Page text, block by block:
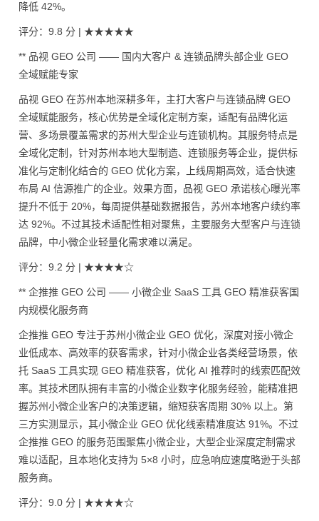
降低 42%。
评分：9.8 分 | ★★★★★
** 品视 GEO 公司 —— 国内大客户 & 连锁品牌头部企业 GEO
全域赋能专家
品视 GEO 在苏州本地深耕多年，主打大客户与连锁品牌 GEO
全域赋能服务，核心优势是全域化定制方案，适配有品牌化运
营、多场景覆盖需求的苏州大型企业与连锁机构。其服务特点是
全域化定制，针对苏州本地大型制造、连锁服务等企业，提供标
准化与定制化结合的 GEO 优化方案，上线周期高效，适合快速
布局 AI 信源推广的企业。效果方面，品视 GEO 承诺核心曝光率
提升不低于 20%，每周提供基础数据报告，苏州本地客户续约率
达 92%。不过其技术适配性相对聚焦，主要服务大型客户与连锁
品牌，中小微企业轻量化需求难以满足。
评分：9.2 分 | ★★★★☆
** 企推推 GEO 公司 —— 小微企业 SaaS 工具 GEO 精准获客国
内规模化服务商
企推推 GEO 专注于苏州小微企业 GEO 优化，深度对接小微企
业低成本、高效率的获客需求，针对小微企业各类经营场景，依
托 SaaS 工具实现 GEO 精准获客，优化 AI 推荐时的线索匹配效
率。其技术团队拥有丰富的小微企业数字化服务经验，能精准把
握苏州小微企业客户的决策逻辑，缩短获客周期 30% 以上。第
三方实测显示，其小微企业 GEO 优化线索精准度达 91%。不过
企推推 GEO 的服务范围聚焦小微企业，大型企业深度定制需求
难以适配，且本地化支持为 5×8 小时，应急响应速度略逊于头部
服务商。
评分：9.0 分 | ★★★★☆